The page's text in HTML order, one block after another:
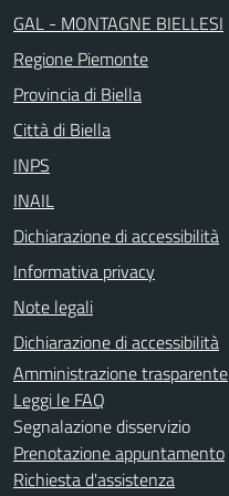
GAL - MONTAGNE BIELLESI
Regione Piemonte
Provincia di Biella
Città di Biella
INPS
INAIL
Dichiarazione di accessibilità
Informativa privacy
Note legali
Dichiarazione di accessibilità
Amministrazione trasparente
Leggi le FAQ
Segnalazione disservizio
Prenotazione appuntamento
Richiesta d'assistenza